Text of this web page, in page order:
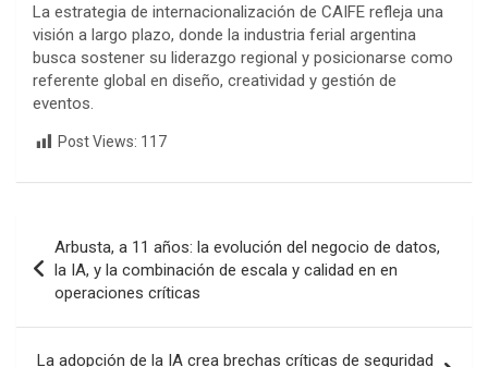
La estrategia de internacionalización de CAIFE refleja una
visión a largo plazo, donde la industria ferial argentina
busca sostener su liderazgo regional y posicionarse como
referente global en diseño, creatividad y gestión de
eventos.
Post Views: 117
de
entradas
Arbusta, a 11 años: la evolución del negocio de datos,
la IA, y la combinación de escala y calidad en en
operaciones críticas
La adopción de la IA crea brechas críticas de seguridad